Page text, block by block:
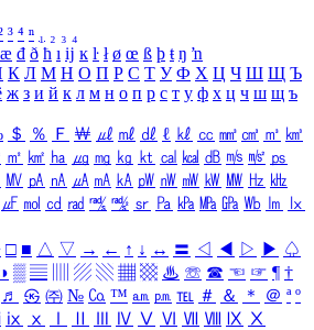
³ ⁴ ⁿ ₁ ₂ ₃ ₄
æ đ ð ħ ı ĳ ĸ ŀ ł ø œ ß þ ŧ ŋ ŉ
К Л М Н О П Р С Т У Ф Х Ц Ч Ш Щ Ъ
ж з и й к л м н о п р с т у ф х ц ч ш щ ъ
＄ ％ Ｆ ￦ ㎕ ㎖ ㎗ ℓ ㎘ ㏄ ㎣ ㎤ ㎥ ㎦
㎡ ㎢ ㏊ ㎍ ㎎ ㎏ ㏏ ㎈ ㎉ ㏈ ㎧ ㎨ ㎰
㎹ ㎀ ㎁ ㎂ ㎃ ㎄ ㎺ ㎻ ㎽ ㎾ ㎿ ㎐ ㎑
㎌ ㏖ ㏅ ㎭ ㎮ ㎯ ㏛ ㎩ ㎪ ㎫ ㎬ ㏝ ㏐
㏓
□ ■ △ ▽ → ← ↑ ↓ ↔ 〓 ◁ ◀ ▷ ▶ ♤
◑ ▒ ▤ ▨ ▧ ▦ ▩ ♨ ☏ ☎ ☜ ☞ ¶ †
♬ ㉿ ㈜ № ㏇ ™ ㏂ ㏘ ℡ ＃ ＆ ＊ ＠ ª º
ⅸ ⅹ Ⅳ Ⅴ Ⅵ Ⅶ Ⅷ Ⅸ Ⅹ